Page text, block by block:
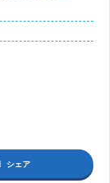
シェア